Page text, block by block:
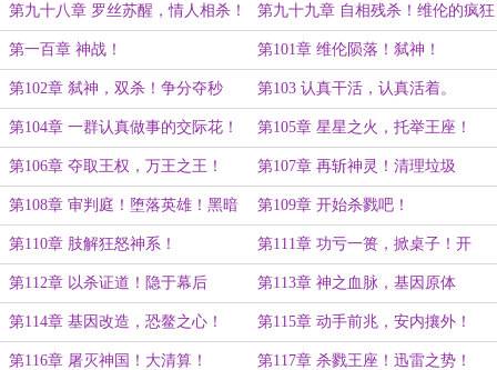
神！
第九十八章 罗丝苏醒，情人相杀！ 第九十九章 自相残杀！维伦的疯狂
第一百章 神战！ 第101章 维伦陨落！弑神！
第102章 弑神，双杀！争分夺秒 第103 认真干活，认真活着。
第104章 一群认真做事的交际花！ 第105章 星星之火，托举王座！
第106章 夺取王权，万王之王！ 第107章 再斩神灵！清理垃圾
第108章 审判庭！堕落英雄！黑暗
卫士！
第109章 开始杀戮吧！
第110章 肢解狂怒神系！ 第111章 功亏一篑，掀桌子！开
干！
第112章 以杀证道！隐于幕后 第113章 神之血脉，基因原体
第114章 基因改造，恐鳌之心！ 第115章 动手前兆，安内攘外！
第116章 屠灭神国！大清算！ 第117章 杀戮王座！迅雷之势！